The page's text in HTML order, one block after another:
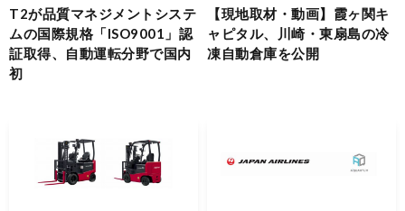
T2が品質マネジメントシステ
ムの国際規格「ISO9001」認
証取得、自動運転分野で国内
初
【現地取材・動画】霞ヶ関キ
ャピタル、川崎・東扇島の冷
凍自動倉庫を公開